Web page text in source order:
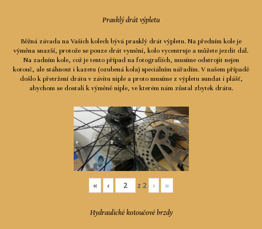
Prasklý drát výpletu
Běžná závada na Vašich kolech bývá prasklý drát výpletu. Na předním kole je
výměna snazší, protože se pouze drát vymění, kolo vycentruje a můžete jezdit dál.
Na zadním kole, což je tento případ na fotografiích, musíme odstrojit nejen
kotouč, ale stáhnout i kazetu (ozubená kola) speciálním nářadím. V našem případě
došlo k přetržení drátu v závitu niple a proto musíme z výpletu sundat i plášť,
abychom se dostali k výměně niple, ve kterém nám zůstal zbytek drátu.
« ‹ z2 › »
Hydraulické kotoučové brzdy